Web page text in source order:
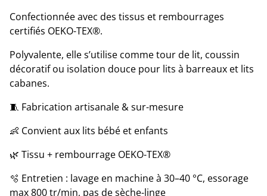
Confectionnée avec des tissus et rembourrages
certifiés OEKO-TEX®.
Polyvalente, elle s’utilise comme tour de lit, coussin
décoratif ou isolation douce pour lits à barreaux et lits
cabanes.
🧵 Fabrication artisanale & sur-mesure
👶 Convient aux lits bébé et enfants
🌿 Tissu + rembourrage OEKO-TEX®
🫧 Entretien : lavage en machine à 30–40 °C, essorage
max 800 tr/min, pas de sèche-linge